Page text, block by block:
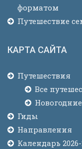
форматом
Путешествие
КАРТА САЙТА
Путешествия
Все
Гиды
Направления
Календарь 2026-